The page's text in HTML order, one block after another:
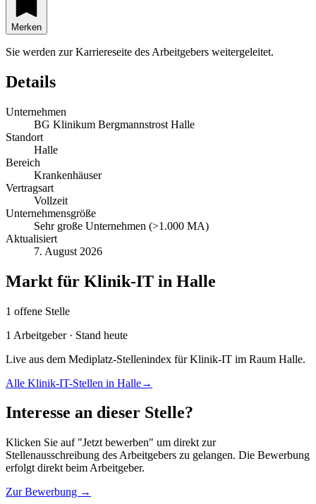
Merken
Sie werden zur Karriereseite des Arbeitgebers weitergeleitet.
Details
Unternehmen
BG Klinikum Bergmannstrost Halle
Standort
Halle
Bereich
Krankenhäuser
Vertragsart
Vollzeit
Unternehmensgröße
Sehr große Unternehmen (>1.000 MA)
Aktualisiert
7. August 2026
Markt für Klinik-IT in Halle
1 offene Stelle
1 Arbeitgeber · Stand heute
Live aus dem Mediplatz-Stellenindex fürKlinik-IT im Raum Halle.
Alle Klinik-IT-Stellen in Halle→
Interesse an dieser Stelle?
Klicken Sie auf "Jetzt bewerben" um direkt zur
Stellenausschreibung des Arbeitgebers zu gelangen. Die Bewerbung
erfolgt direkt beim Arbeitgeber.
Zur Bewerbung →